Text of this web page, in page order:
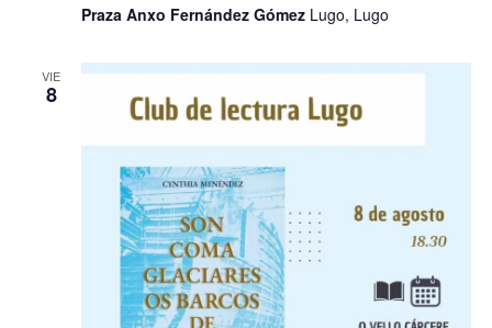
Praza Anxo Fernández Gómez Lugo, Lugo
VIE
8